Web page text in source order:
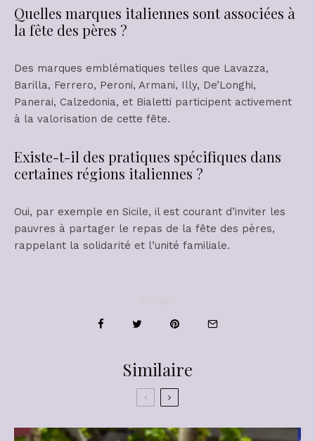
Quelles marques italiennes sont associées à
la fête des pères ?
Des marques emblématiques telles que Lavazza,
Barilla, Ferrero, Peroni, Armani, Illy, De’Longhi,
Panerai, Calzedonia, et Bialetti participent activement
à la valorisation de cette fête.
Existe-t-il des pratiques spécifiques dans
certaines régions italiennes ?
Oui, par exemple en Sicile, il est courant d’inviter les
pauvres à partager le repas de la fête des pères,
rappelant la solidarité et l’unité familiale.
Similaire